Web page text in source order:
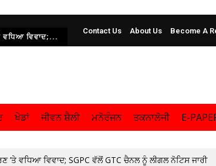
ਵਧਿਆ ਵਿਵਾਦ;...
Contact Us About Us Become A
ਖੇਡਾਂ ਜੀਵਨ ਸ਼ੈਲੀ ਮਨੋਰੰਜਨ ਤਕਨਾਲੋਜੀ E-
’ਤੇ ਵਧਿਆ ਵਿਵਾਦ; SGPC ਵੱਲੋਂ GTC ਚੈਨਲ ਨੂੰ ਲੀਗਲ ਨੋਟਿਸ ਜਾਰੀ